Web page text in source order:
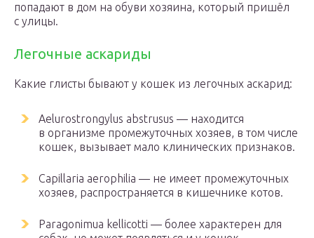
попадают в дом на обуви хозяина, который пришёл
с улицы.
Легочные аскариды
Какие глисты бывают у кошек из легочных аскарид:
Aelurostrongylus abstrusus — находится
в организме промежуточных хозяев, в том числе
кошек, вызывает мало клинических признаков.
Capillaria aerophilia — не имеет промежуточных
хозяев, распространяется в кишечнике котов.
Paragonimua kellicotti — более характерен для